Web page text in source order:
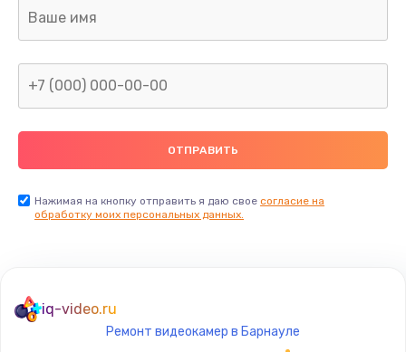
Ремонт капиллярной трубки
400 руб.
Заказать
Замена термостата
Нажимая на кнопку отправить я даю свое согласие на
обработку моих персональных данных.
iq-video.ru
Ремонт видеокамер в Барнауле